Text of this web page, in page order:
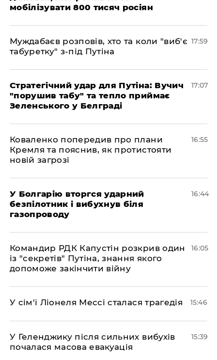
мобілізувати 800 тисяч росіян
Муждабаєв розповів, хто та коли "виб'є
табуретку" з-під Путіна
17:59
Стратегічний удар для Путіна: Вучич
"порушив табу" та тепло приймає
Зеленського у Белграді
17:07
Коваленко попередив про плани
Кремля та пояснив, як протистояти
новій загрозі
16:55
У Болгарію вторгся ударний
безпілотник і вибухнув біля
газопроводу
16:44
Командир РДК Капустін розкрив один
із "секретів" Путіна, знання якого
допоможе закінчити війну
16:05
У сім'ї Ліонеля Мессі сталася трагедія 15:46
У Геленджику після сильних вибухів
почалася масова евакуація
15:39